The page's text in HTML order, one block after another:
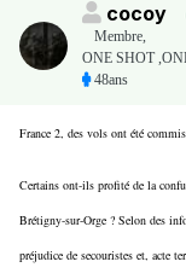
cocoy
Membre,
ONE SHOT
48ans
France 2, des vols ont été
Certains ont-ils profité de la
Brétigny-sur-Orge ? Selon des
préjudice de secouristes et, acte